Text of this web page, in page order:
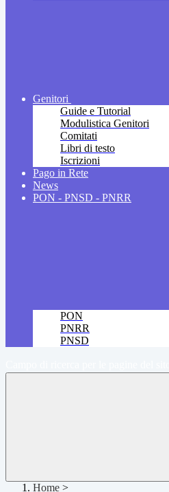
Genitori
Guide e Tutorial
Modulistica Genitori
Comitati
Libri di testo
Iscrizioni
Pago in Rete
News
PON - PNSD - PNRR
PON
PNRR
PNSD
Home >